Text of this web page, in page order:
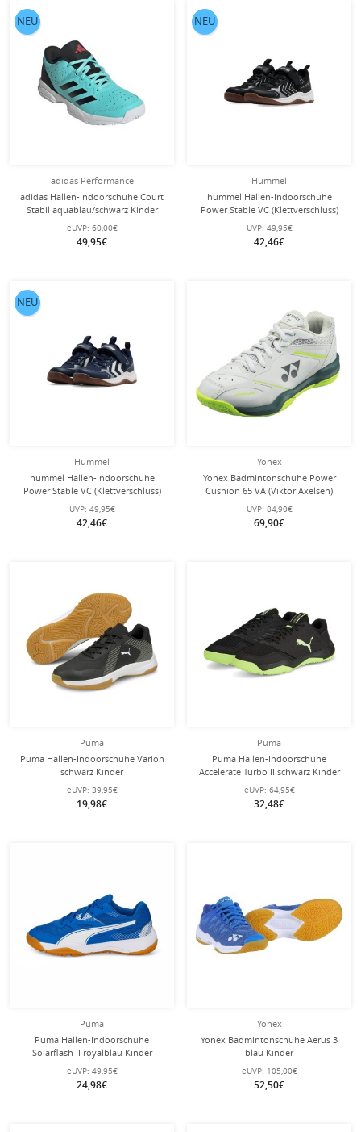
adidas Performance
adidas Hallen-Indoorschuhe Court
Stabil aquablau/schwarz Kinder
eUVP: 60,00€
49,95€
NEU
Hummel
hummel Hallen-Indoorschuhe
Power Stable VC (Klettverschluss)
schwarz/anthrazitgrau Kinder
UVP: 49,95€
42,46€
NEU
Hummel
hummel Hallen-Indoorschuhe
Power Stable VC (Klettverschluss)
marineblau Kinder
UVP: 49,95€
42,46€
NEU
Yonex
Yonex Badmintonschuhe Power
Cushion 65 VA (Viktor Axelsen)
hellgrau Kinder
UVP: 84,90€
69,90€
Puma
Puma Hallen-Indoorschuhe Varion
schwarz Kinder
eUVP: 39,95€
19,98€
Puma
Puma Hallen-Indoorschuhe
Accelerate Turbo II schwarz Kinder
eUVP: 64,95€
32,48€
Puma
Puma Hallen-Indoorschuhe
Solarflash II royalblau Kinder
eUVP: 49,95€
24,98€
Yonex
Yonex Badmintonschuhe Aerus 3
blau Kinder
eUVP: 105,00€
52,50€